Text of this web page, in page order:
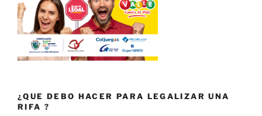
¿QUE DEBO HACER PARA LEGALIZAR UNA
RIFA ?